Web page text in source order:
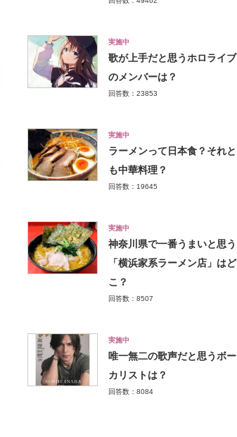
実施中
歌が上手だと思うホロライブ
のメンバーは？
回答数：23853
実施中
ラーメンって日本食？それと
も中華料理？
回答数：19645
実施中
神奈川県で一番うまいと思う
「横浜家系ラーメン店」はど
こ？
回答数：8507
実施中
唯一無二の歌声だと思うボー
カリストは？
回答数：8084